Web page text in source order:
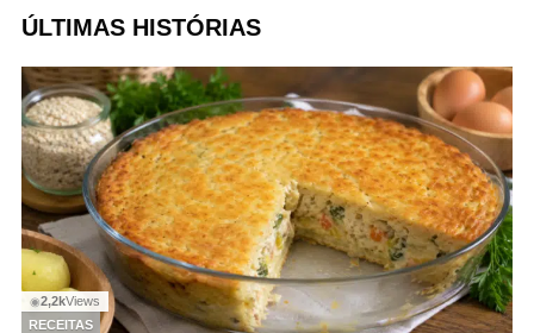
ÚLTIMAS HISTÓRIAS
◉2,2kViews
RECEITAS